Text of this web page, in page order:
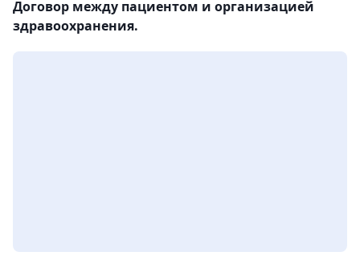
Договор между пациентом и организацией
здравоохранения.